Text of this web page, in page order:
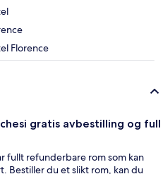
Florence
gratis avbestilling og full
fullt refunderbare rom som kan
Bestiller du et slikt rom, kan du